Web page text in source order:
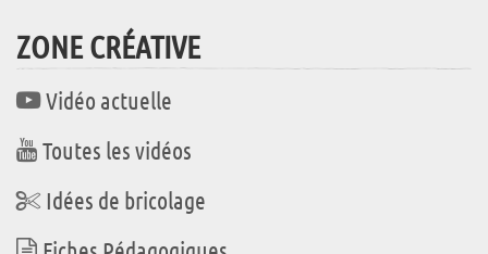
ZONE CRÉATIVE
Vidéo actuelle
Toutes les vidéos
Idées de bricolage